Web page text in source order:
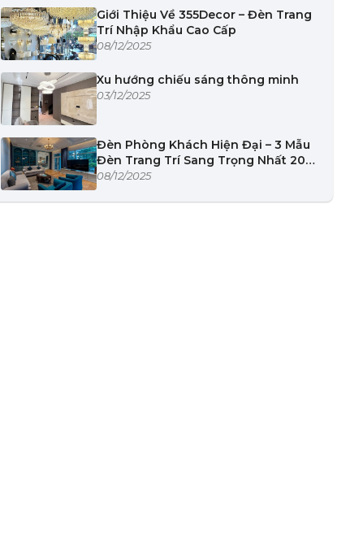
Giới Thiệu Về 355Decor – Đèn Trang
Trí Nhập Khẩu Cao Cấp
08/12/2025
Xu hướng chiếu sáng thông minh
03/12/2025
Đèn Phòng Khách Hiện Đại – 3 Mẫu
Đèn Trang Trí Sang Trọng Nhất 2025
| 355Decor
08/12/2025